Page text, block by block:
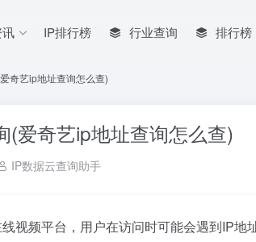
IP排行榜 行业查询 排行榜
奇艺ip地址查询怎么查)
(爱奇艺ip地址查询怎么查)
IP数据云查询助手
视频平台，用户在访问时可能会遇到IP